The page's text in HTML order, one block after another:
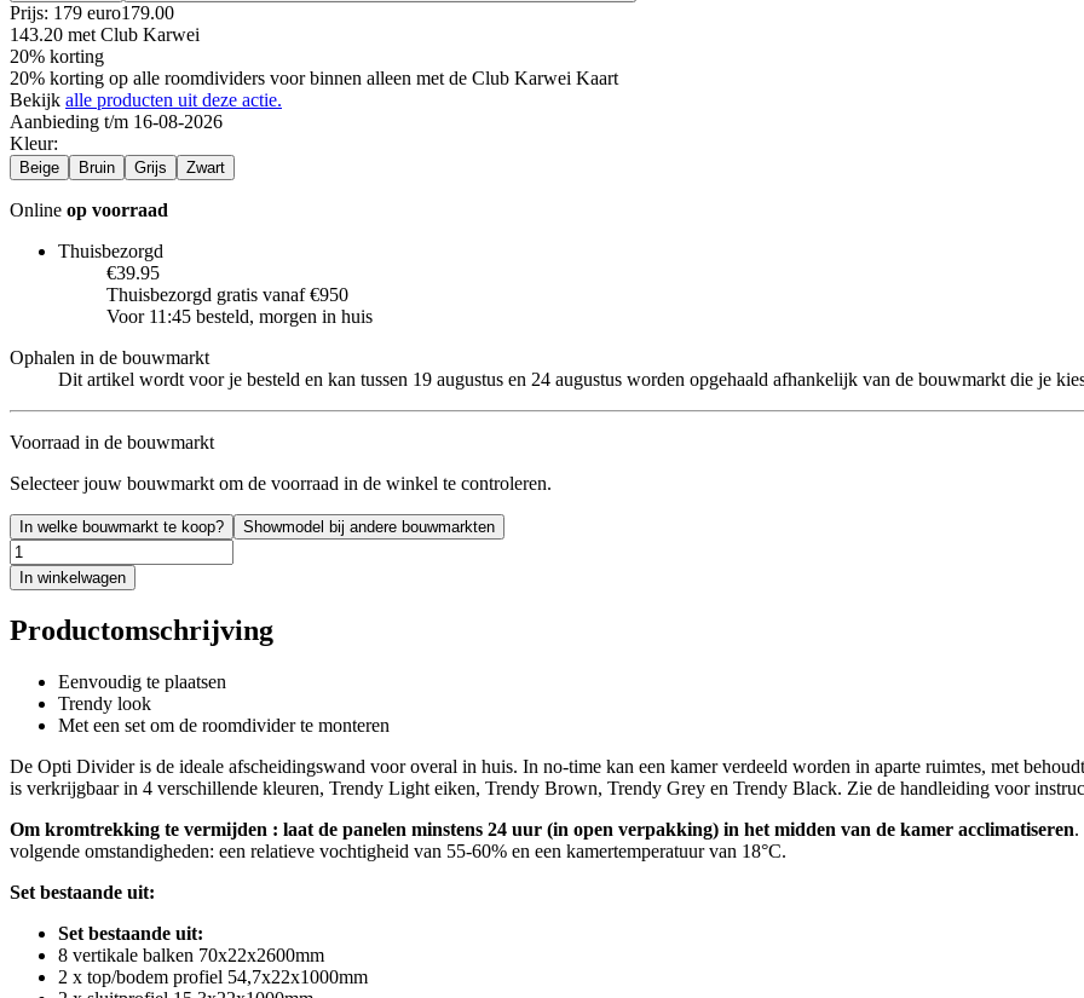
Prijs: 179 euro179.00
143.20 met Club Karwei
20% korting
20% korting op alle roomdividers voor binnen alleen met de Club Karwei Kaart
Bekijk alle producten uit deze actie.
Aanbieding t/m 16-08-2026
Kleur:
Beige Bruin Grijs Zwart
Online op voorraad
Thuisbezorgd
€39.95
Thuisbezorgd gratis vanaf €950
Voor 11:45 besteld, morgen in huis
Ophalen in de bouwmarkt
Dit artikel wordt voor je besteld en kan tussen 19 augustus en 24 augustus worden opgehaald afhankelijk van de bouwmarkt die je
Voorraad in de bouwmarkt
Selecteer jouw bouwmarkt om de voorraad in de winkel te controleren.
In welke bouwmarkt te koop? Showmodel bij andere bouwmarkten
In winkelwagen
Productomschrijving
Eenvoudig te plaatsen
Trendy look
Met een set om de roomdivider te monteren
De Opti Divider is de ideale afscheidingswand voor overal in huis. In no-time kan een kamer verdeeld worden in aparte ruimtes, met
is verkrijgbaar in 4 verschillende kleuren, Trendy Light eiken, Trendy Brown, Trendy Grey en Trendy Black. Zie de handleiding voor
Om kromtrekking te vermijden : laat de panelen minstens 24 uur (in open verpakking) in het midden van de kamer acclimatiseren.
volgende omstandigheden: een relatieve vochtigheid van 55-60% en een kamertemperatuur van 18°C.
Set bestaande uit:
Set bestaande uit:
8 vertikale balken 70x22x2600mm
2 x top/bodem profiel 54,7x22x1000mm